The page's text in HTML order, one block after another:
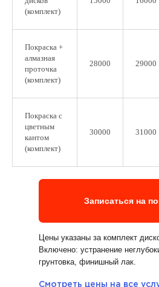
(комплект)
Покраска +
алмазная
проточка
(комплект)
28000 29000
Покраска с
цветным
кантом
(комплект)
30000 31000
Записаться на
Цены указаны за комплект
Включено: устранение
грунтовка, финишный лак.
Смотреть цены на все
мы